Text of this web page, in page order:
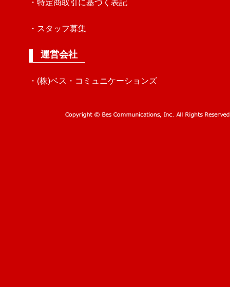
・特定商取引に基づく表記
・スタッフ募集
運営会社
・(株)ベス・コミュニケーションズ